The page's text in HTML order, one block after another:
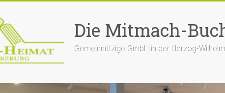
Die Mitmach-
Gemeinnützige GmbH in der Herzog-